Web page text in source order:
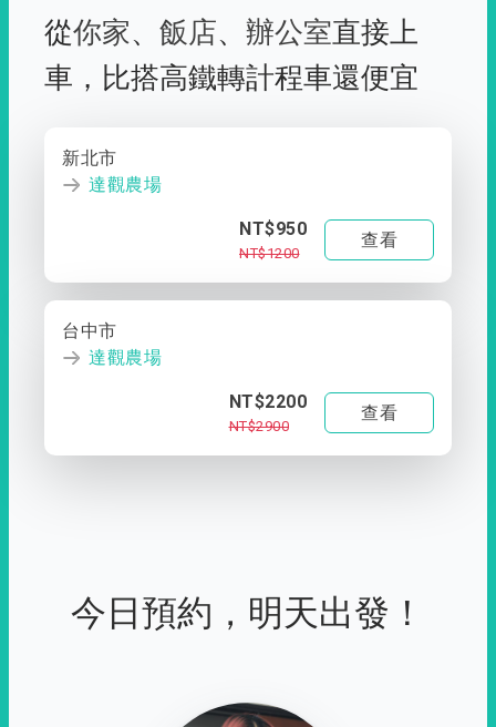
從你家、 飯店、 辦公室直接上
車， 比搭高鐵轉計程車還便宜
新北市
達觀農場
NT$950
NT$1200
查看
台中市
達觀農場
NT$2200
NT$2900
查看
今日預約，明天出發！